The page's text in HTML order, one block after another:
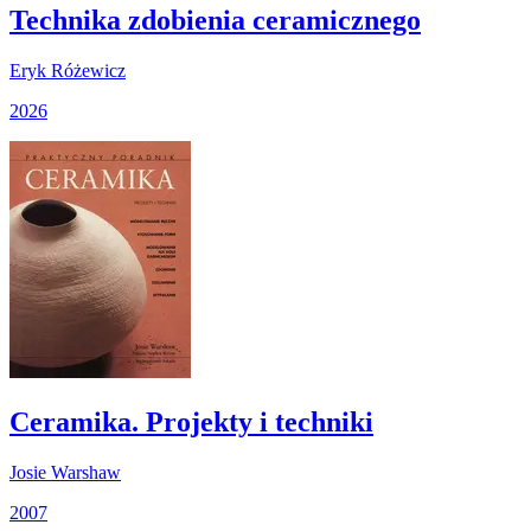
Technika zdobienia ceramicznego
Eryk Różewicz
2026
Ceramika. Projekty i techniki
Josie Warshaw
2007